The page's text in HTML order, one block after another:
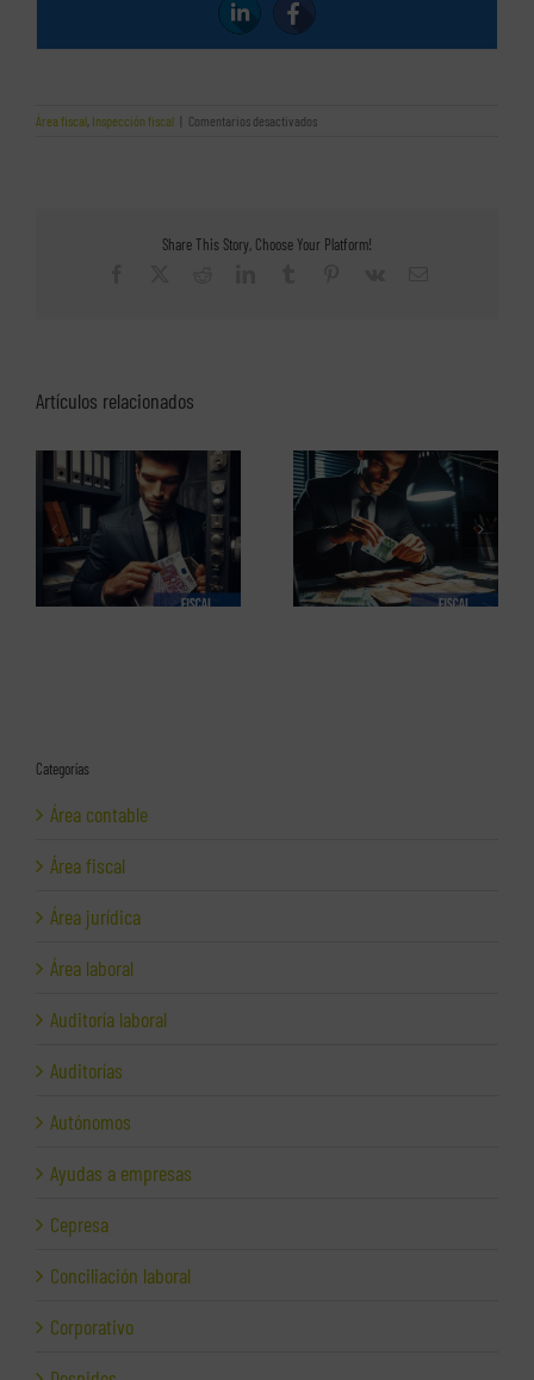
Área fiscal Inspección fiscal | Comentarios desactivadosen
Share This Story, Choose Your Platform!
Artículos relacionados
Los delitos fiscales (1 de 2)
El perfil de los
emprendedores españoles.
Informe completo en pdf
Categorías
Área contable
Área fiscal
Área jurídica
Área laboral
Auditoría laboral
Auditorías
Autónomos
Ayudas a empresas
Cepresa
Conciliación laboral
Corporativo